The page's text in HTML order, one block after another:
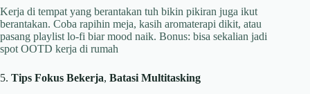
Kerja di tempat yang berantakan tuh bikin pikiran juga ikut
berantakan. Coba rapihin meja, kasih aromaterapi dikit, atau
pasang playlist lo-fi biar mood naik. Bonus: bisa sekalian jadi
spot OOTD kerja di rumah
5. Tips Fokus Bekerja, Batasi Multitasking